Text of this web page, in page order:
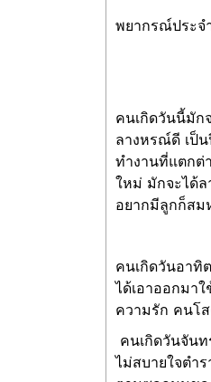
พยากรณ์ประจ
คนเกิดวันนี้มัก
ลางหรณ์ดี เป็
ทำงานที่แตกต่
ใหม่ มักจะได้
อยากมีลูกก็สม
คนเกิดวันอาทิ
ได้เอาออกมา
ความรัก คนโ
คนเกิดวันจัน
ไม่สบายใจตำ